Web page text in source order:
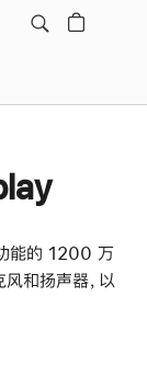
能的 1200 万
和扬声器，以